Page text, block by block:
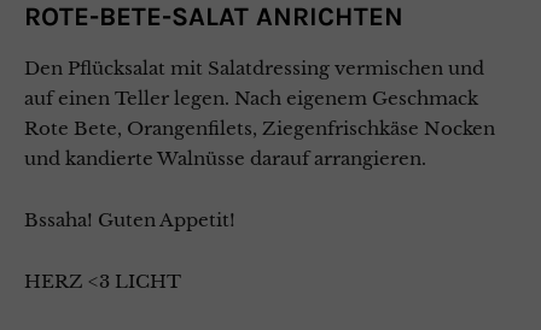
ROTE-BETE-SALAT ANRICHTEN
Den Pflücksalat mit Salatdressing vermischen und
auf einen Teller legen. Nach eigenem Geschmack
Rote Bete, Orangenfilets, Ziegenfrischkäse Nocken
und kandierte Walnüsse darauf arrangieren.
Bssaha! Guten Appetit!
HERZ <3 LICHT